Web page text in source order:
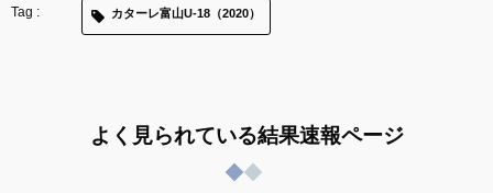
カターレ富山U-18（2020）
よく見られている結果速報ページ